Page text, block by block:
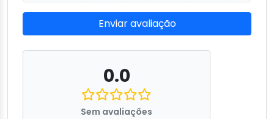
Enviar avaliação
0.0
Sem avaliações